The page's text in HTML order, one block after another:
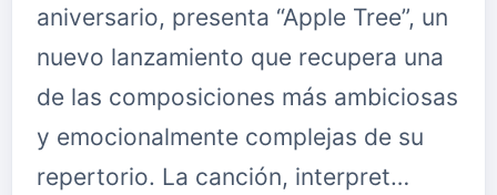
aniversario, presenta “Apple Tree”, un
nuevo lanzamiento que recupera una
de las composiciones más ambiciosas
y emocionalmente complejas de su
repertorio. La canción, interpret…